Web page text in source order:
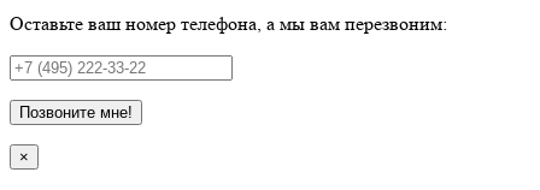
Оставьте ваш номер телефона, а мы вам перезвоним:
Позвоните мне!
×